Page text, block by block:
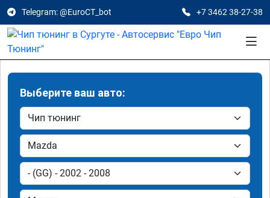
Telegram: @EuroCT_bot +7 3462 38-27-38
Выберите ваш авто: